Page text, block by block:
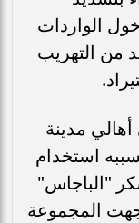
الواردات
من التهريب
مدينة
استخدام
"الباجاس"
المجموعة